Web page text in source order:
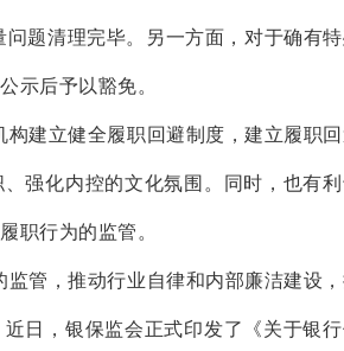
题清理完毕。另一方面，对于确有
示后予以豁免。
构建立健全履职回避制度，建立履职
强化内控的文化氛围。同时，也有
职行为的监管。
管，推动行业自律和内部廉洁建设
日，银保监会正式印发了《关于银